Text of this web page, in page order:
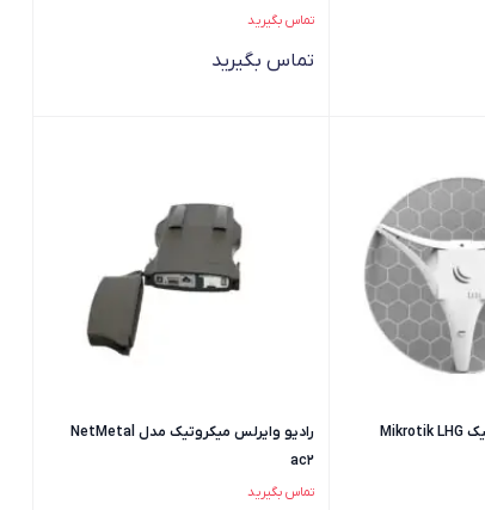
تماس بگیرید
تماس بگیرید
رادیو وایرلس میکروتیک Mikrotik LHG
رادیو وایرلس میکروتیک مدل NetMetal
ac2
تماس بگیرید